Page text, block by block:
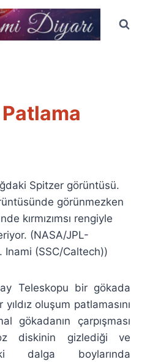
Patlama
Spitzer görüntüsü.
görünmezken
kırmızımsı rengiyle
(NASA/JPL-
Inami (SSC/Caltech))
Teleskopu bir gökada
oluşum patlamasını
gökadanın çarpışması
diskinin gizlediği ve
dalga boylarında